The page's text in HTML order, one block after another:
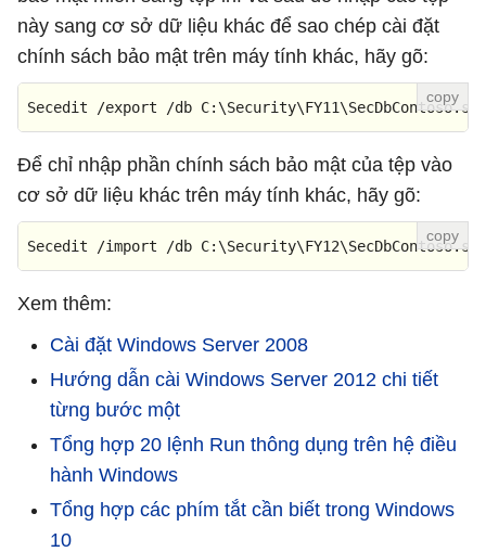
này sang cơ sở dữ liệu khác để sao chép cài đặt
chính sách bảo mật trên máy tính khác, hãy gõ:
Secedit /export /db
Để chỉ nhập phần chính sách bảo mật của tệp vào
cơ sở dữ liệu khác trên máy tính khác, hãy gõ:
Secedit /import /db
Xem thêm:
Cài đặt Windows Server 2008
Hướng dẫn cài Windows Server 2012 chi tiết
từng bước một
Tổng hợp 20 lệnh Run thông dụng trên hệ điều
hành Windows
Tổng hợp các phím tắt cần biết trong Windows
10